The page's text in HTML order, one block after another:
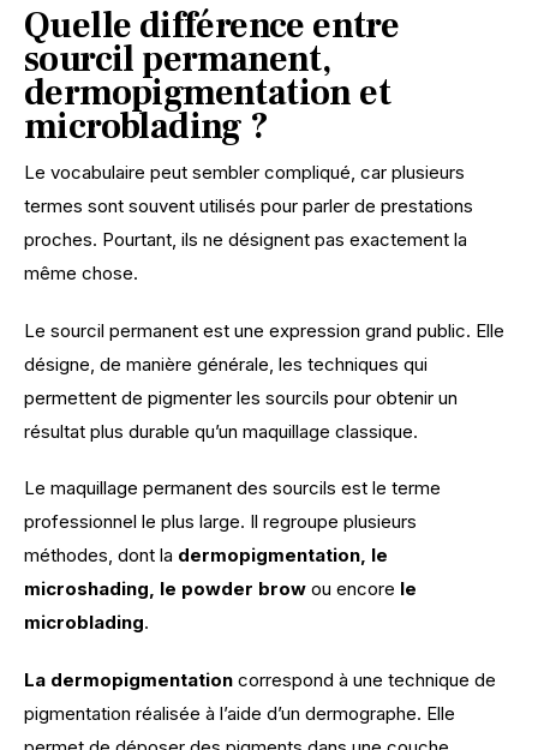
Quelle différence entre
sourcil permanent,
dermopigmentation et
microblading ?
Le vocabulaire peut sembler compliqué, car plusieurs
termes sont souvent utilisés pour parler de prestations
proches. Pourtant, ils ne désignent pas exactement la
même chose.
Le sourcil permanent est une expression grand public. Elle
désigne, de manière générale, les techniques qui
permettent de pigmenter les sourcils pour obtenir un
résultat plus durable qu’un maquillage classique.
Le maquillage permanent des sourcils est le terme
professionnel le plus large. Il regroupe plusieurs
méthodes, dont la dermopigmentation, le
microshading, le powder brow ou encore le
microblading.
La dermopigmentation correspond à une technique de
pigmentation réalisée à l’aide d’un dermographe. Elle